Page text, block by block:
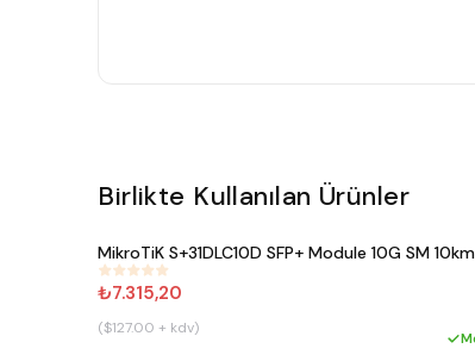
Birlikte Kullanılan Ürünler
#187
MikroTiK S+31DLC10D SFP+ Module 10G SM
₺7.315,20
($127.00 + kdv)